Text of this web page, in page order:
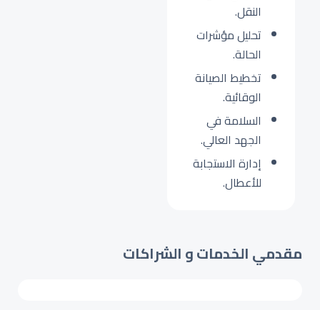
النقل.
تحليل مؤشرات
الحالة.
تخطيط الصيانة
الوقائية.
السلامة في
الجهد العالي.
إدارة الاستجابة
للأعطال.
مقدمي الخدمات و الشراكات